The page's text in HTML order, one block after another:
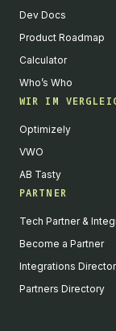
Dev Docs
Product Roadmap
Calculator
Who’s Who
WIR IM
Optimizely
VWO
AB Tasty
PARTNER
Tech Partner &
Become a Partner
Integrations
Partners Directory
We value
We collect and
selected purposes,